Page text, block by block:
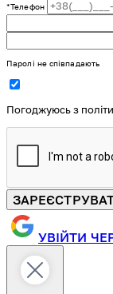
*Телефон
Паролі не співпадають
Погоджуюсь з
УВІЙТИ